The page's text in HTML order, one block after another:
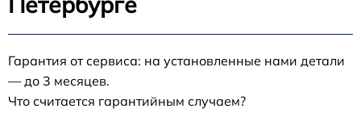
Гарантия от сервиса: на установленные нами детали
— до 3 месяцев.
Что считается гарантийным случаем?